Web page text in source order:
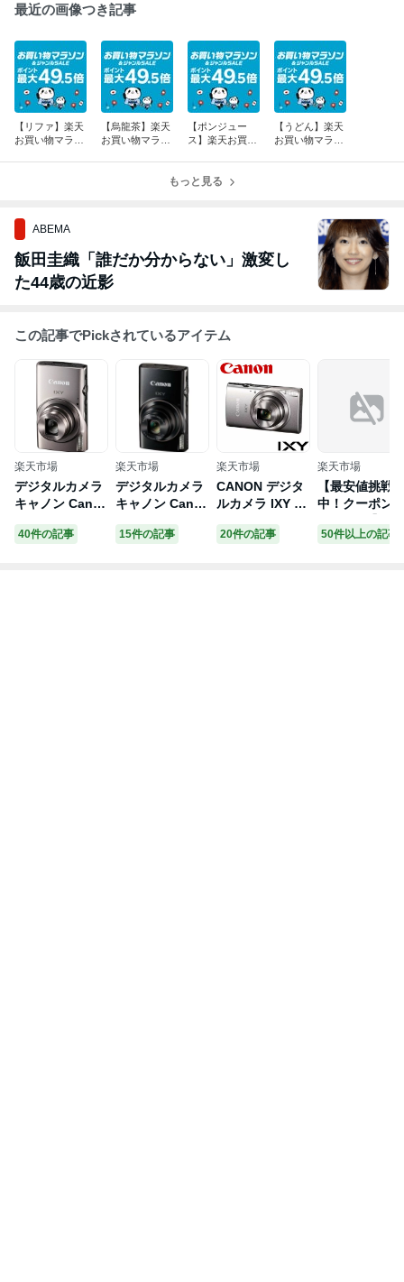
最近の画像つき記事
【リファ】楽天
お買い物マラソ
【烏龍茶】楽天
お買い物マラソ
【ポンジュー
ス】楽天お買い
倍GET！
【うどん】楽天
お買い物マラソ
もっと見る
ABEMA
飯田圭織「誰だか分からない」激変し
た44歳の近影
この記事でPickされているアイテム
楽天市場
デジタルカメラ
キャノン Cano
ンパクトデジタ
40件の記事
楽天市場
デジタルカメラ
キャノン Cano
ンパクトデジタ
15件の記事
楽天市場
CANON デジタ
ルカメラ IXY 65
50-SL シルバー
20件の記事
楽天市場
【最安値挑戦
中！クーポン
1位・正規品 デ
50件以上の記事